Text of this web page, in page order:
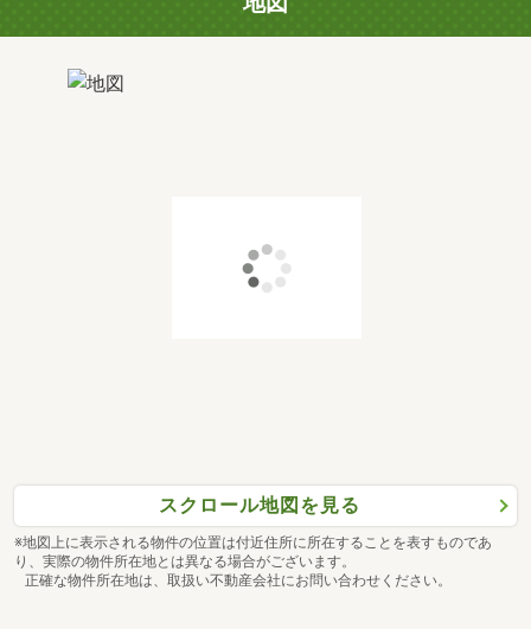
スクロール地図を見る
※地図上に表示される物件の位置は付近住所に所在することを表すものであ
り、実際の物件所在地とは異なる場合がございます。
正確な物件所在地は、取扱い不動産会社にお問い合わせください。